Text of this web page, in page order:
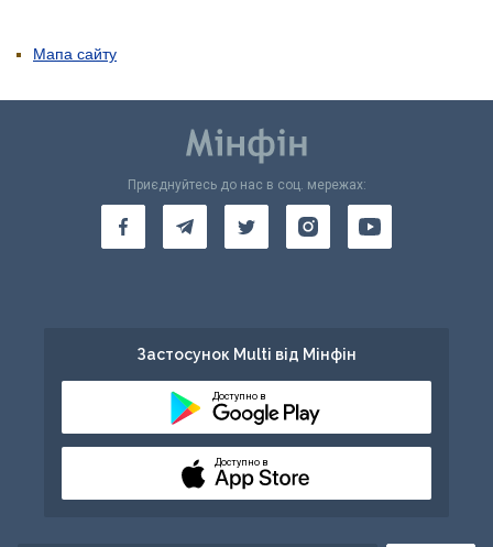
Мапа сайту
Приєднуйтесь до нас в соц. мережах:
Застосунок Multi від Мінфін
Доступно в
Доступно в